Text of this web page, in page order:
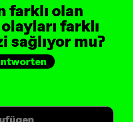
farklı olan
farklı
sağlıyor mu?